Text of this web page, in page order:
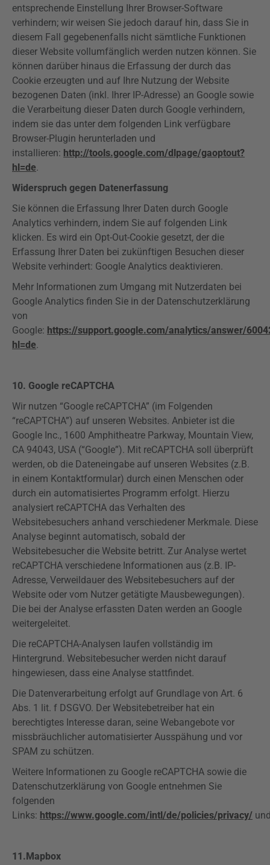
entsprechende Einstellung Ihrer Browser-Software
verhindern; wir weisen Sie jedoch darauf hin, dass Sie in
diesem Fall gegebenenfalls nicht sämtliche Funktionen
dieser Website vollumfänglich werden nutzen können. Sie
können darüber hinaus die Erfassung der durch das
Cookie erzeugten und auf Ihre Nutzung der Website
bezogenen Daten (inkl. Ihrer IP-Adresse) an Google sowie
die Verarbeitung dieser Daten durch Google verhindern,
indem sie das unter dem folgenden Link verfügbare
Browser-Plugin herunterladen und
installieren: http://tools.google.com/dlpage/gaoptout?
hl=de.
Widerspruch gegen Datenerfassung
Sie können die Erfassung Ihrer Daten durch Google
Analytics verhindern, indem Sie auf folgenden Link
klicken. Es wird ein Opt-Out-Cookie gesetzt, der die
Erfassung Ihrer Daten bei zukünftigen Besuchen dieser
Website verhindert: Google Analytics deaktivieren.
Mehr Informationen zum Umgang mit Nutzerdaten bei
Google Analytics finden Sie in der Datenschutzerklärung
von
Google: https://support.google.com/analytics/answer/
hl=de.
10. Google reCAPTCHA
Wir nutzen “Google reCAPTCHA” (im Folgenden
“reCAPTCHA”) auf unseren Websites. Anbieter ist die
Google Inc., 1600 Amphitheatre Parkway, Mountain View,
CA 94043, USA (“Google”). Mit reCAPTCHA soll überprüft
werden, ob die Dateneingabe auf unseren Websites (z.B.
in einem Kontaktformular) durch einen Menschen oder
durch ein automatisiertes Programm erfolgt. Hierzu
analysiert reCAPTCHA das Verhalten des
Websitebesuchers anhand verschiedener Merkmale. Diese
Analyse beginnt automatisch, sobald der
Websitebesucher die Website betritt. Zur Analyse wertet
reCAPTCHA verschiedene Informationen aus (z.B. IP-
Adresse, Verweildauer des Websitebesuchers auf der
Website oder vom Nutzer getätigte Mausbewegungen).
Die bei der Analyse erfassten Daten werden an Google
weitergeleitet.
Die reCAPTCHA-Analysen laufen vollständig im
Hintergrund. Websitebesucher werden nicht darauf
hingewiesen, dass eine Analyse stattfindet.
Die Datenverarbeitung erfolgt auf Grundlage von Art. 6
Abs. 1 lit. f DSGVO. Der Websitebetreiber hat ein
berechtigtes Interesse daran, seine Webangebote vor
missbräuchlicher automatisierter Ausspähung und vor
SPAM zu schützen.
Weitere Informationen zu Google reCAPTCHA sowie die
Datenschutzerklärung von Google entnehmen Sie
folgenden
Links: https://www.google.com/intl/de/policies/privacy/
11.Mapbox